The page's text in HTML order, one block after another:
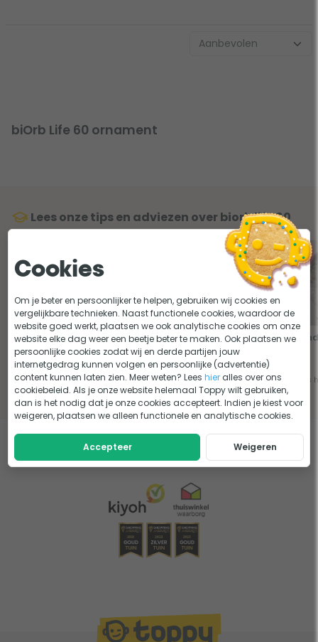
biOrb Life 60 ornament
Lees onze tips en adviezen over biorb life 60
De decoratie van een biOrb,
wat past er bij jou?
Lees het advies
5 stijlen om je biOrb mee te
decoreren
Lees het advies
Eerder bekeken door jou
Cookies
Om je beter en persoonlijker te helpen, gebruiken wij cookies en
vergelijkbare technieken. Naast functionele cookies, waardoor de
website goed werkt, plaatsen we ook analytische cookies om onze
website elke dag weer een beetje beter te maken. Ook plaatsen we
persoonlijke cookies zodat wij en derde partijen jouw
internetgedrag kunnen volgen en persoonlijke (advertentie)
content kunnen laten zien. Meer weten? Leeshier alles over ons
cookiebeleid. Als je onze website helemaal Toppy wilt gebruiken,
dan is het nodig dat je onze cookies accepteert. Indien je kiest voor
weigeren, plaatsen we alleen functionele en analytische cookies.
Accepteer Weigeren